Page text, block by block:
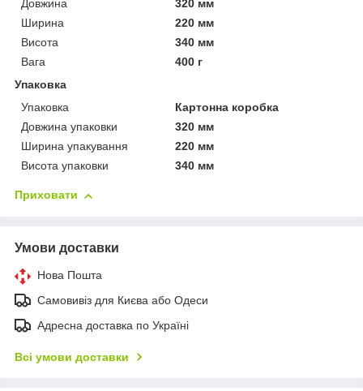
Довжина
320 мм
Ширина
220 мм
Висота
340 мм
Вага
400 г
Упаковка
Упаковка
Картонна коробка
Довжина упаковки
320 мм
Ширина упакування
220 мм
Висота упаковки
340 мм
Приховати
Умови доставки
Нова Пошта
Самовивіз для Києва або Одеси
Адресна доставка по Україні
Всі умови доставки